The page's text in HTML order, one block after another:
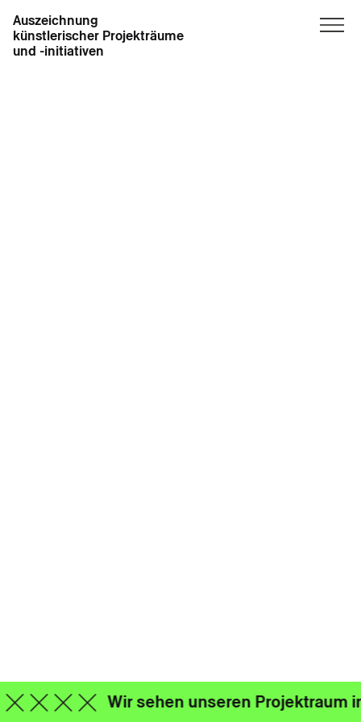
Auszeichnung
künstlerischer Projekträume
und -initiativen
Wir sehen unseren Projektraum